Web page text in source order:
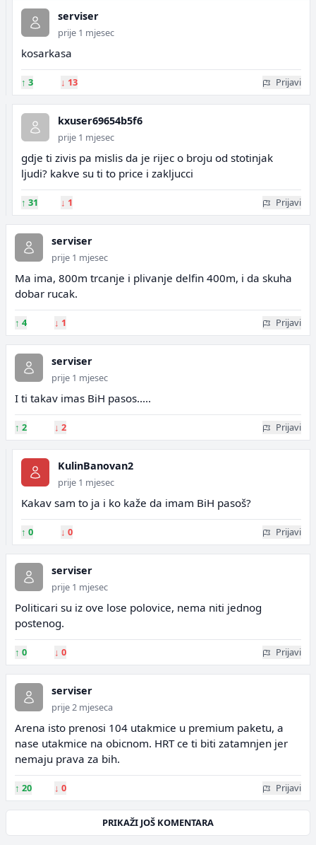
serviser
prije 1 mjesec
kosarkasa
↑ 3 ↓ 13 Prijavi
kxuser69654b5f6
prije 1 mjesec
gdje ti zivis pa mislis da je rijec o broju od stotinjak
ljudi? kakve su ti to price i zakljucci
↑ 31 ↓ 1 Prijavi
serviser
prije 1 mjesec
Ma ima, 800m trcanje i plivanje delfin 400m, i da skuha
dobar rucak.
↑ 4 ↓ 1 Prijavi
serviser
prije 1 mjesec
I ti takav imas BiH pasos.....
↑ 2 ↓ 2 Prijavi
KulinBanovan2
prije 1 mjesec
Kakav sam to ja i ko kaže da imam BiH pasoš?
↑ 0 ↓ 0 Prijavi
serviser
prije 1 mjesec
Politicari su iz ove lose polovice, nema niti jednog
postenog.
↑ 0 ↓ 0 Prijavi
serviser
prije 2 mjeseca
Arena isto prenosi 104 utakmice u premium paketu, a
nase utakmice na obicnom. HRT ce ti biti zatamnjen jer
nemaju prava za bih.
↑ 20 ↓ 0 Prijavi
PRIKAŽI JOŠ KOMENTARA